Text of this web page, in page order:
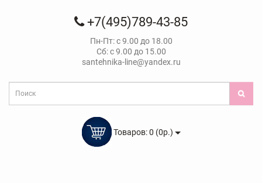
+7(495)789-43-85
Пн-Пт: с 9.00 до 18.00
Сб: с 9.00 до 15.00
santehnika-line@yandex.ru
Товаров: 0 (0р.)